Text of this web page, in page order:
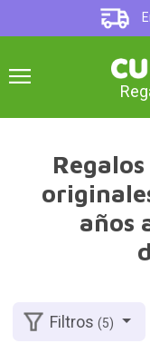
años
Filtros(5)